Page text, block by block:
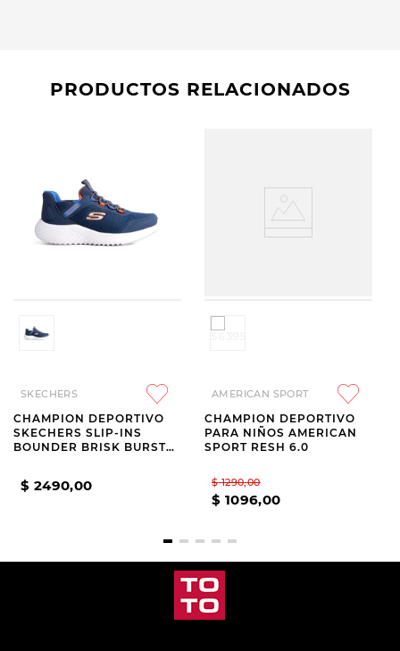
PRODUCTOS RELACIONADOS
SKECHERS
CHAMPION DEPORTIVO
SKECHERS SLIP-INS
BOUNDER BRISK BURST
$ 2490,00
AMERICAN SPORT
CHAMPION DEPORTIVO
PARA NIÑOS AMERICAN
SPORT RESH 6.0
$ 1290,00
$ 1096,00